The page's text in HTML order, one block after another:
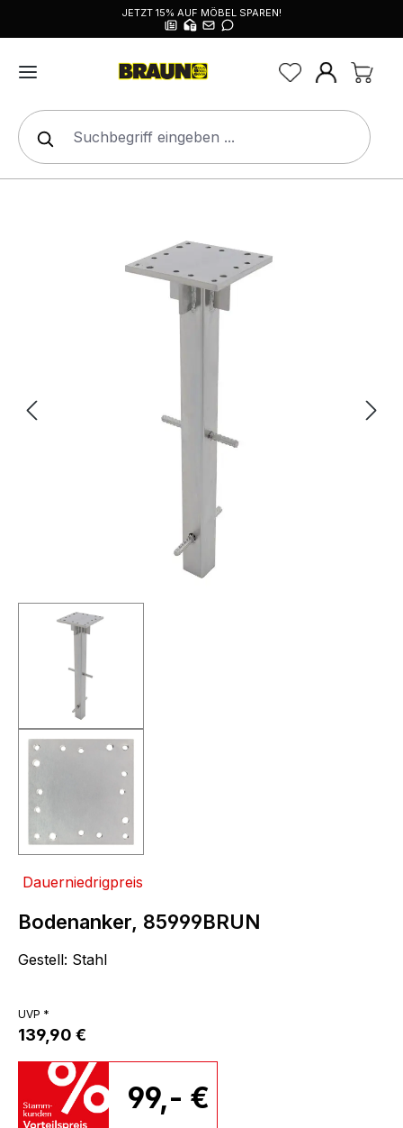
JETZT 15% AUF MÖBEL SPAREN!
Dauerniedrigpreis
Bodenanker, 85999BRUN
Gestell: Stahl
UVP *
139,90 €
99,- €